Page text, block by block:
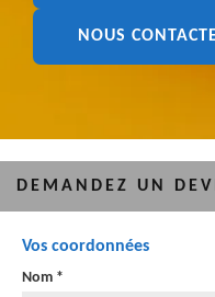
NOUS
DEMANDEZ UN
Vos coordonnées
Nom *